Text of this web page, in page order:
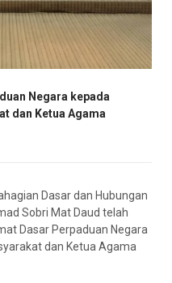
Negara kepada
dan Ketua Agama
Dasar dan Hubungan
Sobri Mat Daud telah
Dasar Perpaduan Negara
dan Ketua Agama